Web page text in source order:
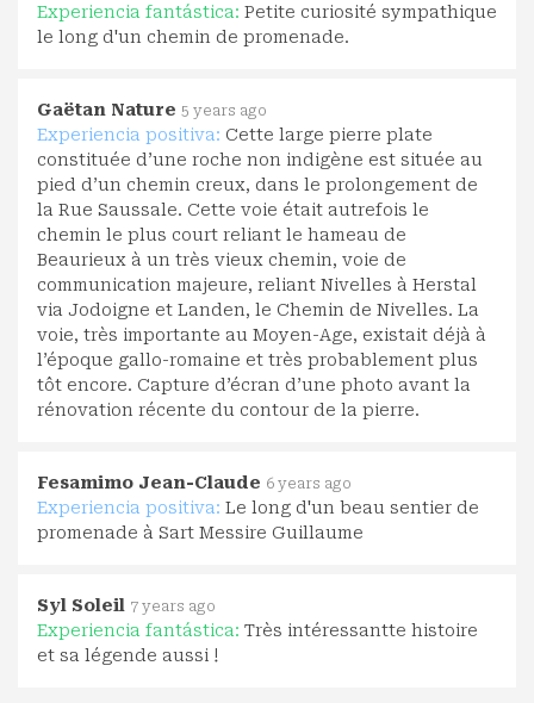
Experiencia fantástica: Petite curiosité sympathique
le long d'un chemin de promenade.
Gaëtan Nature 5 years ago
Experiencia positiva: Cette large pierre plate
constituée d’une roche non indigène est située au
pied d’un chemin creux, dans le prolongement de
la Rue Saussale. Cette voie était autrefois le
chemin le plus court reliant le hameau de
Beaurieux à un très vieux chemin, voie de
communication majeure, reliant Nivelles à Herstal
via Jodoigne et Landen, le Chemin de Nivelles. La
voie, très importante au Moyen-Age, existait déjà à
l’époque gallo-romaine et très probablement plus
tôt encore. Capture d’écran d’une photo avant la
rénovation récente du contour de la pierre.
Fesamimo Jean-Claude 6 years ago
Experiencia positiva: Le long d'un beau sentier de
promenade à Sart Messire Guillaume
Syl Soleil 7 years ago
Experiencia fantástica: Très intéressantte histoire
et sa légende aussi !